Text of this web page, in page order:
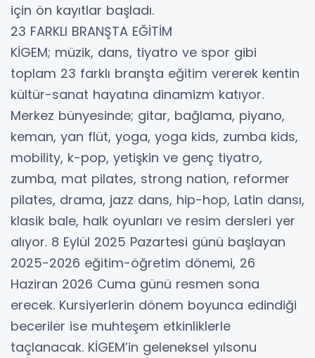
için ön kayıtlar başladı.
23 FARKLI BRANŞTA EĞİTİM
KİGEM; müzik, dans, tiyatro ve spor gibi
toplam 23 farklı branşta eğitim vererek kentin
kültür-sanat hayatına dinamizm katıyor.
Merkez bünyesinde; gitar, bağlama, piyano,
keman, yan flüt, yoga, yoga kids, zumba kids,
mobility, k-pop, yetişkin ve genç tiyatro,
zumba, mat pilates, strong nation, reformer
pilates, drama, jazz dans, hip-hop, Latin dansı,
klasik bale, halk oyunları ve resim dersleri yer
alıyor. 8 Eylül 2025 Pazartesi günü başlayan
2025-2026 eğitim-öğretim dönemi, 26
Haziran 2026 Cuma günü resmen sona
erecek. Kursiyerlerin dönem boyunca edindiği
beceriler ise muhteşem etkinliklerle
taçlanacak. KİGEM’in geleneksel yılsonu